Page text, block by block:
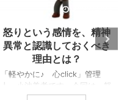
怒りという感情を、精神
異常と認識しておくべき
理由とは？
「軽やかに♪ 心click」管理
人、小池義孝です。今回は、怒
りの危険性についてお伝えしま